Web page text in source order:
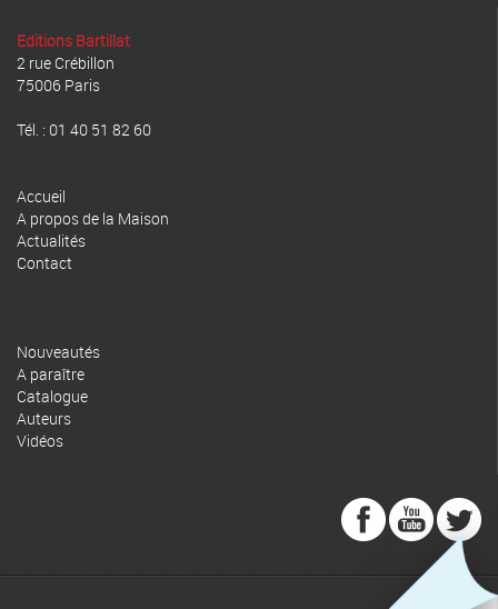
Editions Bartillat
2 rue Crébillon
75006 Paris
Tél. : 01 40 51 82 60
Accueil
A propos de la Maison
Actualités
Contact
Nouveautés
A paraître
Catalogue
Auteurs
Vidéos